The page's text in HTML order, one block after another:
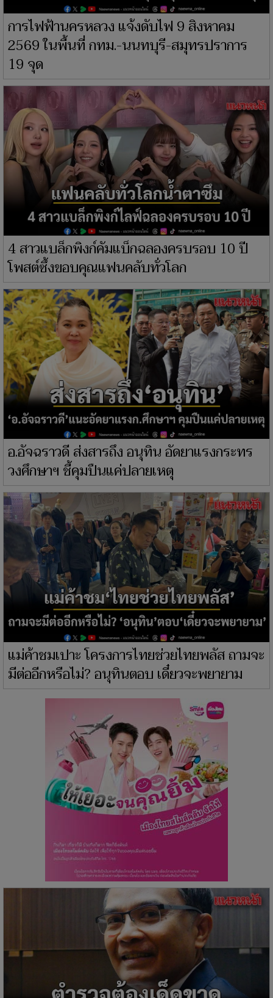
การไฟฟ้านครหลวง แจ้งดับไฟ 9 สิงหาคม
2569 ในพื้นที่ กทม.-นนทบุรี-สมุทรปราการ
19 จุด
4 สาวแบล็กพิงก์คัมแบ็กฉลองครบรอบ 10 ปี
โพสต์ซึ้งขอบคุณแฟนคลับทั่วโลก
อ.อัจฉราวดี ส่งสารถึง อนุทิน อัดยาแรงกระทร
วงศึกษาฯ ชี้คุมปืนแค่ปลายเหตุ
แม่ค้าชมเปาะ โครงการไทยช่วยไทยพลัส ถามจะ
มีต่ออีกหรือไม่? อนุทินตอบ เดี๋ยวจะพยายาม